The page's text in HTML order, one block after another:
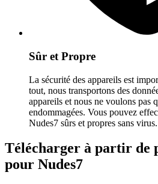
Sûr et Propre
La sécurité des appareils est
tout, nous transportons des
appareils et nous ne voulons pas
endommagées. Vous pouvez
Nudes7 sûrs et propres sans virus.
Télécharger à partir de
pour Nudes7